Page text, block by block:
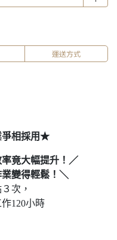
運送方式
爭相採用★
竟大幅提升！／
變得輕鬆！＼
次，
120小時